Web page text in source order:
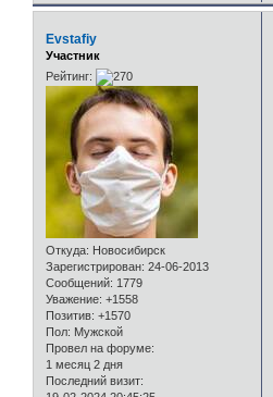
Evstafiy
Участник
Рейтинг:
Откуда: Новосибирск
Зарегистрирован: 24-06-2013
Сообщений: 1779
Уважение: +1558
Позитив: +1570
Пол: Мужской
Провел на форуме:
1 месяц 2 дня
Последний визит: